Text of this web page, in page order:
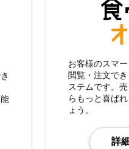
お客様のスマ
閲覧・注文で
ステムです。
らもっと喜ば
ょう。
詳